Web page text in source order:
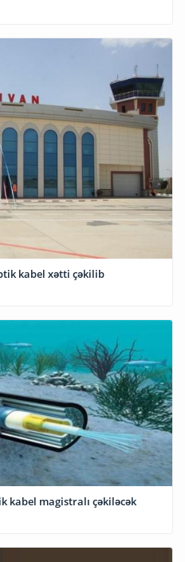
kabel xətti çəkilib
kabel magistralı çəkiləcək